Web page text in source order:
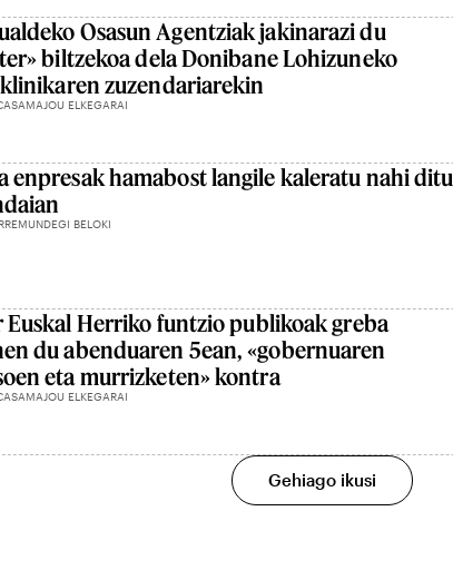
Osasun Agentziak jakinarazi du
biltzekoa dela Donibane Lohizuneko
zuzendariarekin
ELKEGARAI
enpresak hamabost langile kaleratu nahi ditu
BELOKI
Euskal Herriko funtzio publikoak greba
du abenduaren 5ean, «gobernuaren
eta murrizketen» kontra
ELKEGARAI
Gehiago ikusi